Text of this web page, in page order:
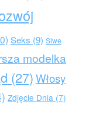
Seks (9) Siwe
modelka
(27)Włosy
Zdjęcie Dnia (7)